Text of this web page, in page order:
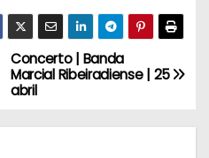
Concerto | Banda
Marcial Ribeiradiense | 25
abril